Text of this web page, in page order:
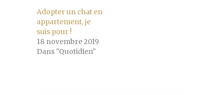
Adopter un chat en
appartement, je
suis pour !
18 novembre 2019
Dans "Quotidien"